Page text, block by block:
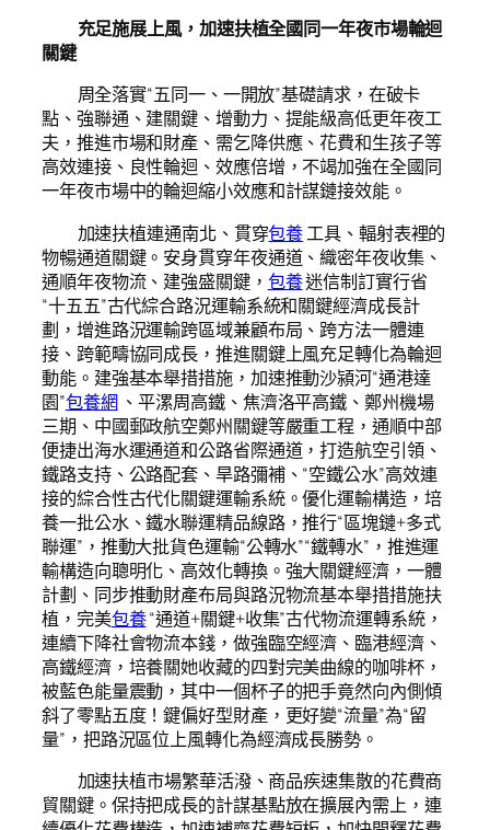
充足施展上風，加速扶植全國同一年夜市場輪迴
關鍵
周全落實“五同一、一開放”基礎請求，在破卡
點、強聯通、建關鍵、增動力、提能級高低更年夜工
夫，推進市場和財產、需乞降供應、花費和生孩子等
高效連接、良性輪迴、效應倍增，不竭加強在全國同
一年夜市場中的輪迴縮小效應和計謀鏈接效能。
加速扶植連通南北、貫穿包養工具、輻射表裡的
物暢通道關鍵。安身貫穿年夜通道、織密年夜收集、
通順年夜物流、建強盛關鍵， 包養迷信制訂實行省
“十五五”古代綜合路況運輸系統和關鍵經濟成長計
劃，增進路況運輸跨區域兼顧布局、跨方法一體連
接、跨範疇協同成長，推進關鍵上風充足轉化為輪迴
動能。建強基本舉措措施，加速推動沙潁河“通港達
園”包養網、平漯周高鐵、焦濟洛平高鐵、鄭州機場
三期、中國郵政航空鄭州關鍵等嚴重工程，通順中部
便捷出海水運通道和公路省際通道，打造航空引領、
鐵路支持、公路配套、旱路彌補、“空鐵公水”高效連
接的綜合性古代化關鍵運輸系統。優化運輸構造，培
養一批公水、鐵水聯運精品線路，推行“區塊鏈+多式
聯運”，推動大批貨色運輸“公轉水”“鐵轉水”，推進運
輸構造向聰明化、高效化轉換。強大關鍵經濟，一體
計劃、同步推動財產布局與路況物流基本舉措措施扶
植，完美包養“通道+關鍵+收集”古代物流運轉系統，
連續下降社會物流本錢，做強臨空經濟、臨港經濟、
高鐵經濟，培養關她收藏的四對完美曲線的咖啡杯，
被藍色能量震動，其中一個杯子的把手竟然向內側傾
斜了零點五度！鍵偏好型財產，更好變“流量”為“留
量”，把路況區位上風轉化為經濟成長勝勢。
加速扶植市場繁華活潑、商品疾速集散的花費商
貿關鍵。保持把成長的計謀基點放在擴展內需上，連